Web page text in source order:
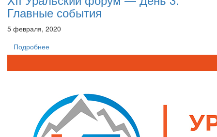
Главные события
5 февраля, 2020
Подробнее